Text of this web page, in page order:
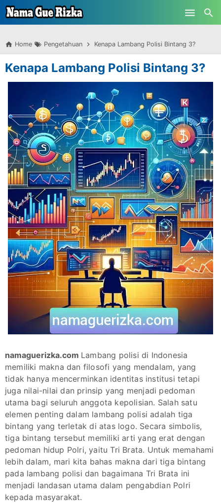
-->
Skip to main content
Home Pengetahuan Kenapa Lambang Polisi Bintang 3?
Kenapa Lambang Polisi Bintang 3?
namaguerizka.com Lambang polisi di Indonesia
memiliki makna dan filosofi yang mendalam, yang
tidak hanya mencerminkan identitas institusi tetapi
juga nilai-nilai dan prinsip yang menjadi pedoman
utama bagi seluruh anggota kepolisian. Salah satu
elemen penting dalam lambang polisi adalah tiga
bintang yang terletak di atas logo. Secara simbolis,
tiga bintang tersebut memiliki arti yang erat dengan
pedoman hidup Polri, yaitu Tri Brata. Untuk memahami
lebih dalam, mari kita bahas makna dari tiga bintang
pada lambang polisi dan bagaimana Tri Brata ini
menjadi landasan utama dalam pengabdian Polri
kepada masyarakat.